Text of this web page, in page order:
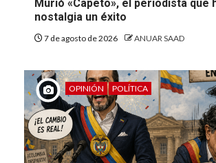
Murió «Capeto», el periodista que
nostalgia un éxito
7 de agosto de 2026 ANUAR SAAD
OPINIÓN POLÍTICA